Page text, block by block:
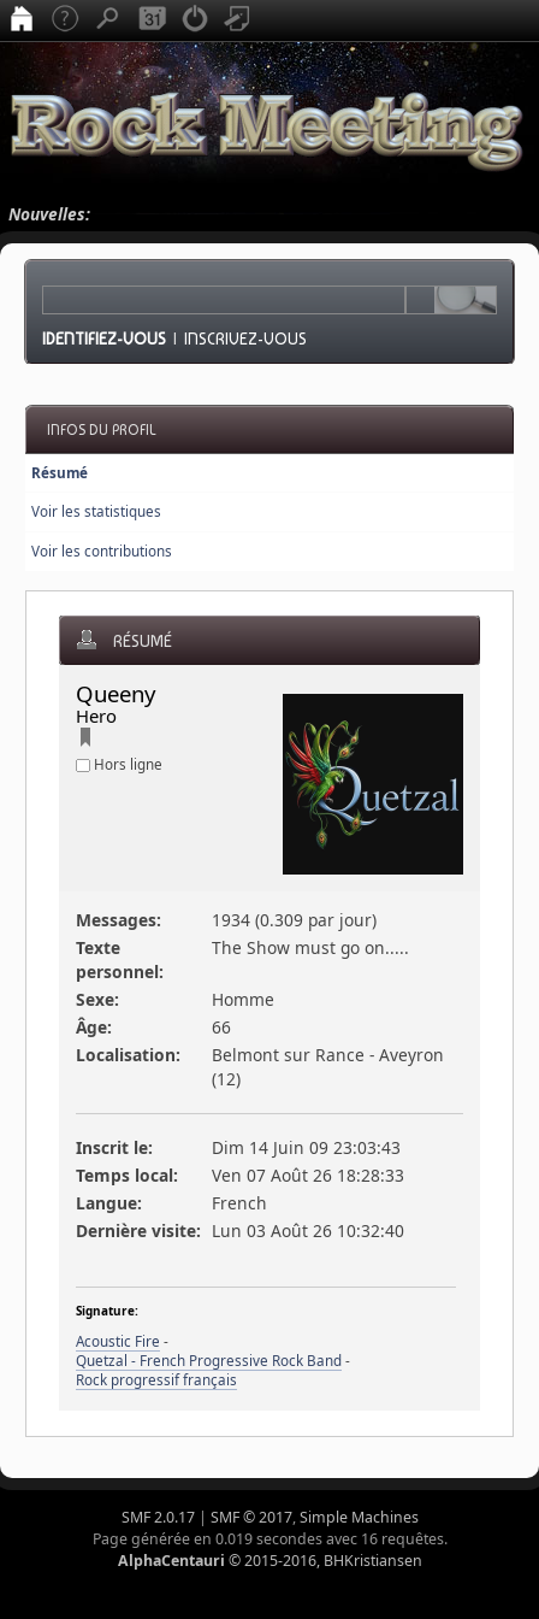
Nouvelles:
IDENTIFIEZ-VOUS |INSCRIVEZ-VOUS
INFOS DU PROFIL
Résumé
Voir les statistiques
Voir les contributions
RÉSUMÉ
Queeny
Hero
Hors ligne
Messages:
1934 (0.309 par jour)
Texte
personnel:
The Show must go on.....
Sexe:
Homme
Âge:
66
Localisation:
Belmont sur Rance - Aveyron
(12)
Inscrit le:
Dim 14 Juin 09 23:03:43
Temps local:
Ven 07 Août 26 18:28:33
Langue:
French
Dernière visite: Lun 03 Août 26 10:32:40
Signature:
Acoustic Fire -
Quetzal - French Progressive Rock Band -
Rock progressif français
SMF 2.0.17| SMF © 2017,Simple Machines
Page générée en 0.019 secondes avec 16 requêtes.
AlphaCentauri © 2015-2016, BHKristiansen